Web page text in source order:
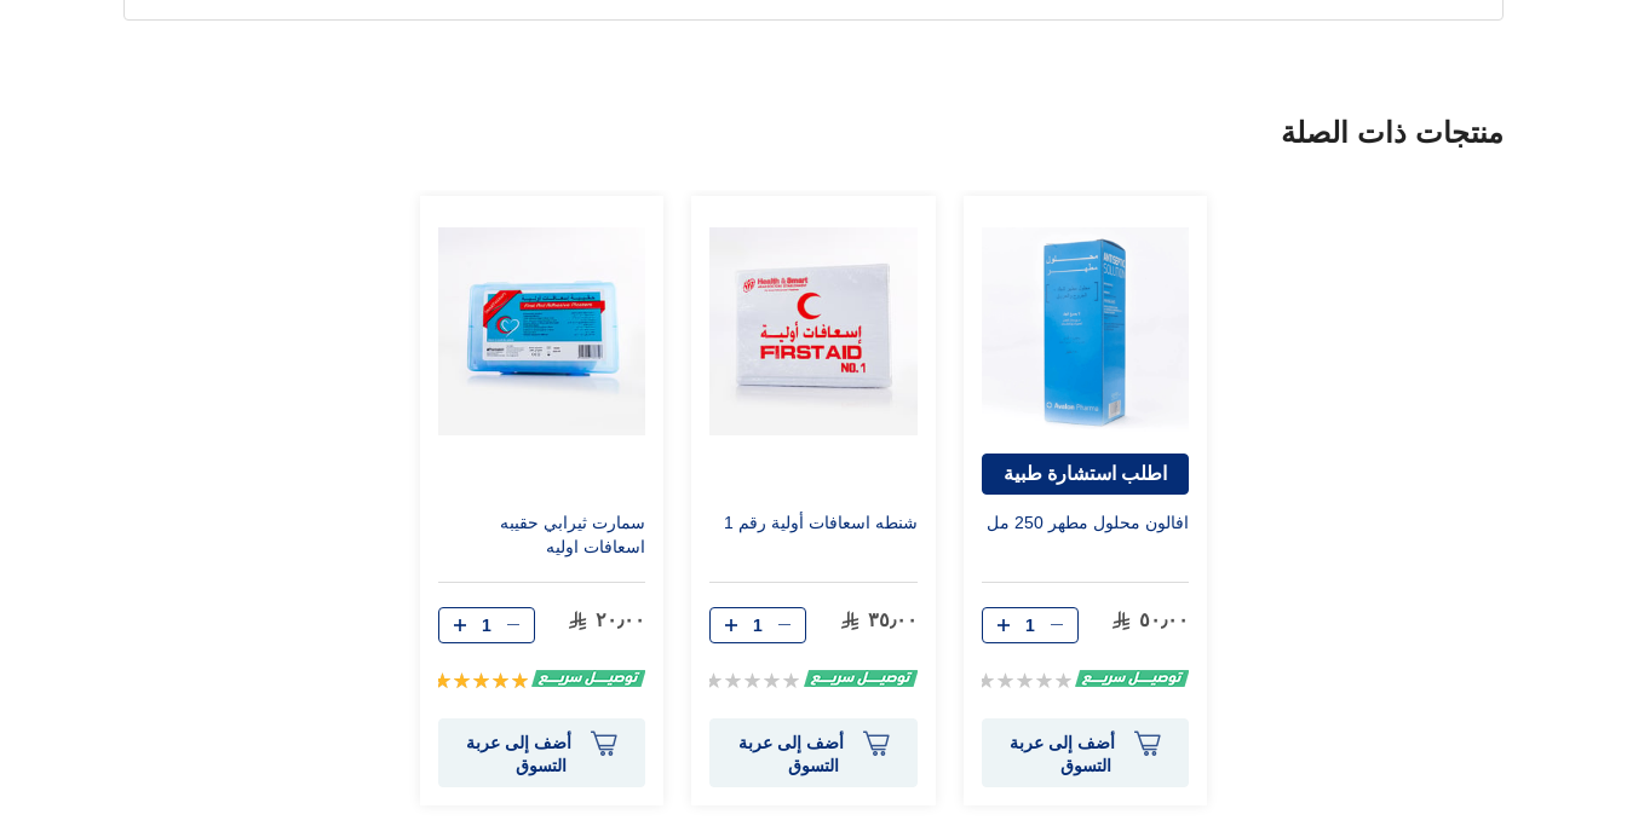
منتجات ذات الصلة
اطلب استشارة طبية
افالون محلول مطهر 250 مل
٥٠٫٠٠
Rating:
أضف إلى عربة
التسوق
شنطه اسعافات أولية رقم 1
٣٥٫٠٠
Rating:
أضف إلى عربة
التسوق
سمارت ثيرابي حقيبه
اسعافات اوليه
٢٠٫٠٠
تقييم:
أضف إلى عربة
التسوق